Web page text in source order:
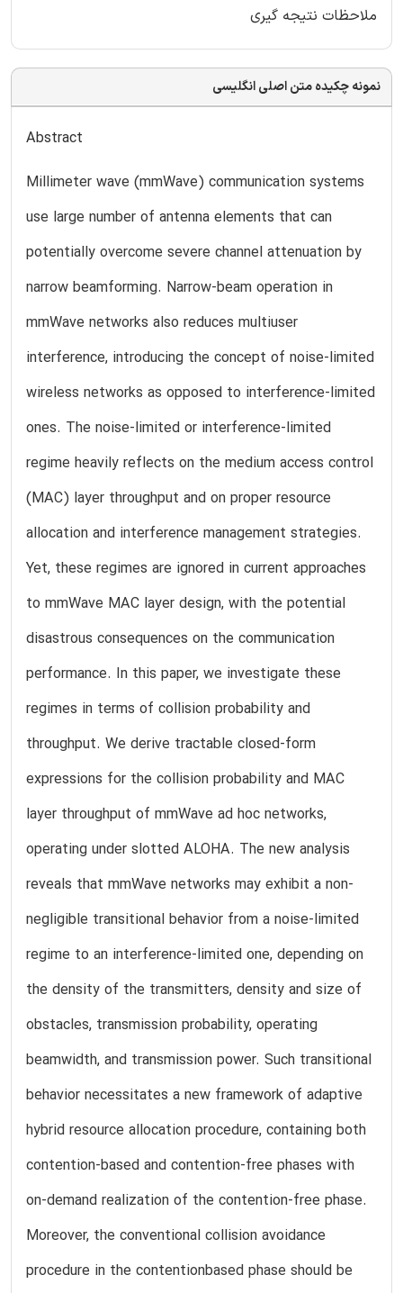
ملاحظات نتیجه گیری
نمونه چکیده متن اصلی انگلیسی
Abstract
Millimeter wave (mmWave) communication systems
use large number of antenna elements that can
potentially overcome severe channel attenuation by
narrow beamforming. Narrow-beam operation in
mmWave networks also reduces multiuser
interference, introducing the concept of noise-limited
wireless networks as opposed to interference-limited
ones. The noise-limited or interference-limited
regime heavily reflects on the medium access control
(MAC) layer throughput and on proper resource
allocation and interference management strategies.
Yet, these regimes are ignored in current approaches
to mmWave MAC layer design, with the potential
disastrous consequences on the communication
performance. In this paper, we investigate these
regimes in terms of collision probability and
throughput. We derive tractable closed-form
expressions for the collision probability and MAC
layer throughput of mmWave ad hoc networks,
operating under slotted ALOHA. The new analysis
reveals that mmWave networks may exhibit a non-
negligible transitional behavior from a noise-limited
regime to an interference-limited one, depending on
the density of the transmitters, density and size of
obstacles, transmission probability, operating
beamwidth, and transmission power. Such transitional
behavior necessitates a new framework of adaptive
hybrid resource allocation procedure, containing both
contention-based and contention-free phases with
on-demand realization of the contention-free phase.
Moreover, the conventional collision avoidance
procedure in the contentionbased phase should be